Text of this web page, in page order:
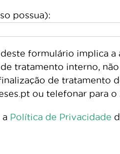
possua):
formulário implica
tratamento interno,
de tratamento
ou telefonar para o
a Política de Privacidade